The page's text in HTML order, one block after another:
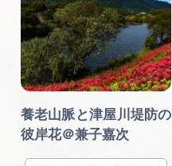
養老山脈と津屋川堤防の
彼岸花＠兼子嘉次